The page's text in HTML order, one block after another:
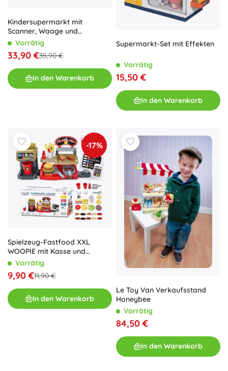
Kindersupermarkt mit
Scanner, Waage und
Einkaufswagen
Vorrätig
33,90 €35,90 €
In den Warenkorb
Supermarkt-Set mit Effekten
Vorrätig
15,50 €
In den Warenkorb
-17%
Spielzeug-Fastfood XXL
WOOPIE mit Kasse und
Getränkeabgabe
Vorrätig
9,90 €11,90 €
In den Warenkorb
Le Toy Van Verkaufsstand
Honeybee
Vorrätig
84,50 €
In den Warenkorb